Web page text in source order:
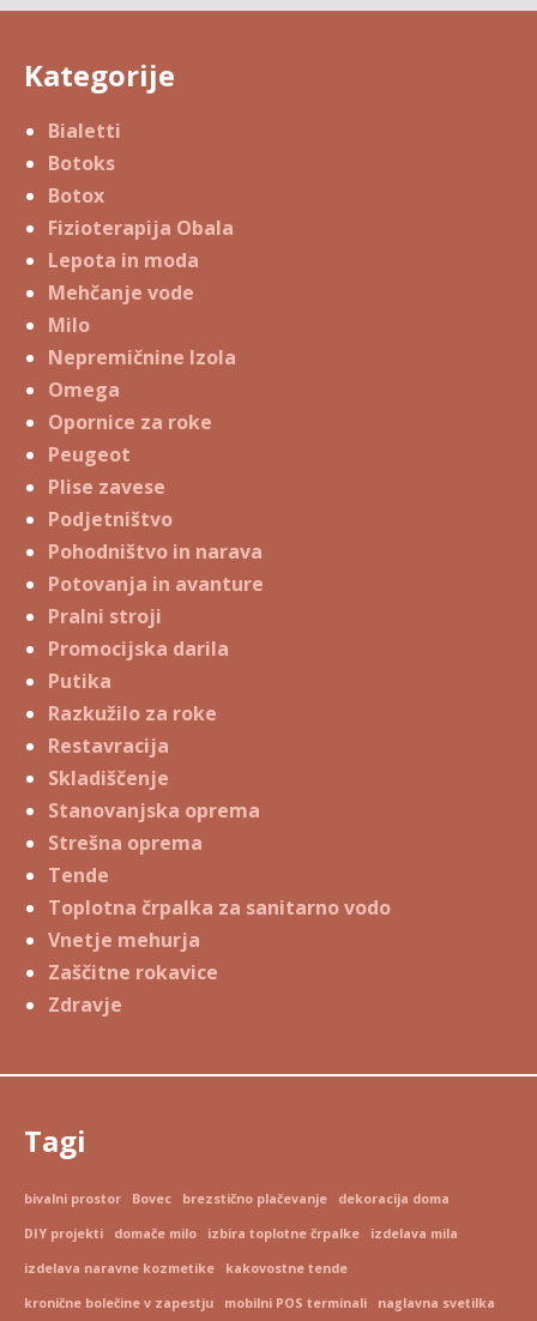
Kategorije
Bialetti
Botoks
Botox
Fizioterapija Obala
Lepota in moda
Mehčanje vode
Milo
Nepremičnine Izola
Omega
Opornice za roke
Peugeot
Plise zavese
Podjetništvo
Pohodništvo in narava
Potovanja in avanture
Pralni stroji
Promocijska darila
Putika
Razkužilo za roke
Restavracija
Skladiščenje
Stanovanjska oprema
Strešna oprema
Tende
Toplotna črpalka za sanitarno vodo
Vnetje mehurja
Zaščitne rokavice
Zdravje
Tagi
bivalni prostor Bovec brezstično plačevanje dekoracija doma
DIY projekti domače milo izbira toplotne črpalke izdelava mila
izdelava naravne kozmetike kakovostne tende
kronične bolečine v zapestju mobilni POS terminali naglavna svetilka